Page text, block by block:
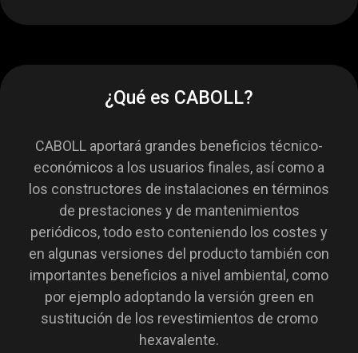
¿Qué es CABOLL?
CABOLL aportará grandes beneficios técnico-
económicos a los usuarios finales, así como a
los constructores de instalaciones en términos
de prestaciones y de mantenimientos
periódicos, todo esto conteniendo los costes y
en algunas versiones del producto también con
importantes beneficios a nivel ambiental, como
por ejemplo adoptando la versión green en
sustitución de los revestimientos de cromo
hexavalente.